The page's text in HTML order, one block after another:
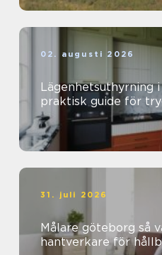
02. augusti 2026
Lägenhetsuthyrning
praktisk guide för
31. juli 2026
Målare göteborg så väljer du rätt
hantverkare för